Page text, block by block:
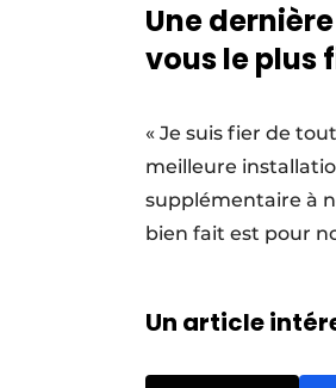
Une
vous le plus
« Je suis fier de
meilleure
supplémentaire à
bien fait est pour
Un article